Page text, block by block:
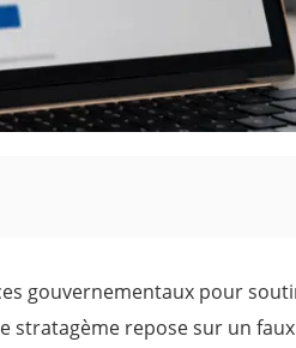
gouvernementaux pour
stratagème repose sur un faux